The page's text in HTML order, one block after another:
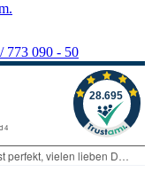
773 090 - 50